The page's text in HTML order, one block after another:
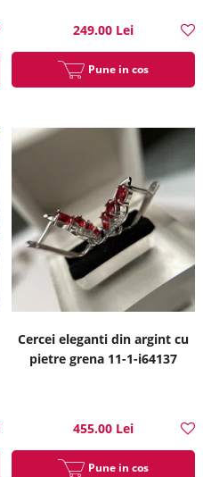
249.00 Lei
Pune in cos
Cercei eleganti din argint cu
pietre grena 11-1-i64137
455.00 Lei
Pune in cos